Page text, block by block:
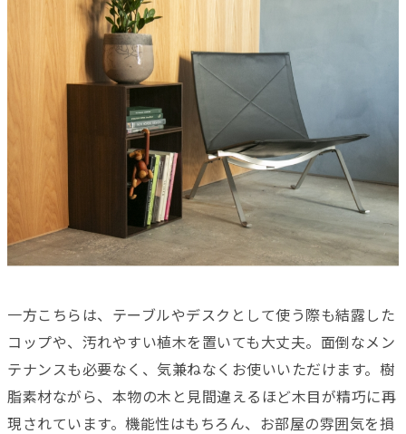
一方こちらは、テーブルやデスクとして使う際も結露した
コップや、汚れやすい植木を置いても大丈夫。面倒なメン
テナンスも必要なく、気兼ねなくお使いいただけます。樹
脂素材ながら、本物の木と見間違えるほど木目が精巧に再
現されています。機能性はもちろん、お部屋の雰囲気を損